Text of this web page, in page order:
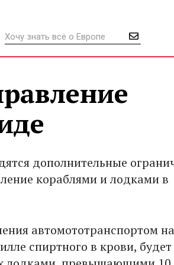
дополнительные
кораблями и лодками в
автомототранспортом на
спиртного в крови, будет